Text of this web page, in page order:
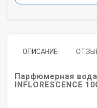
ОПИСАНИЕ
Парфюмерная вода
INFLORESCENCE